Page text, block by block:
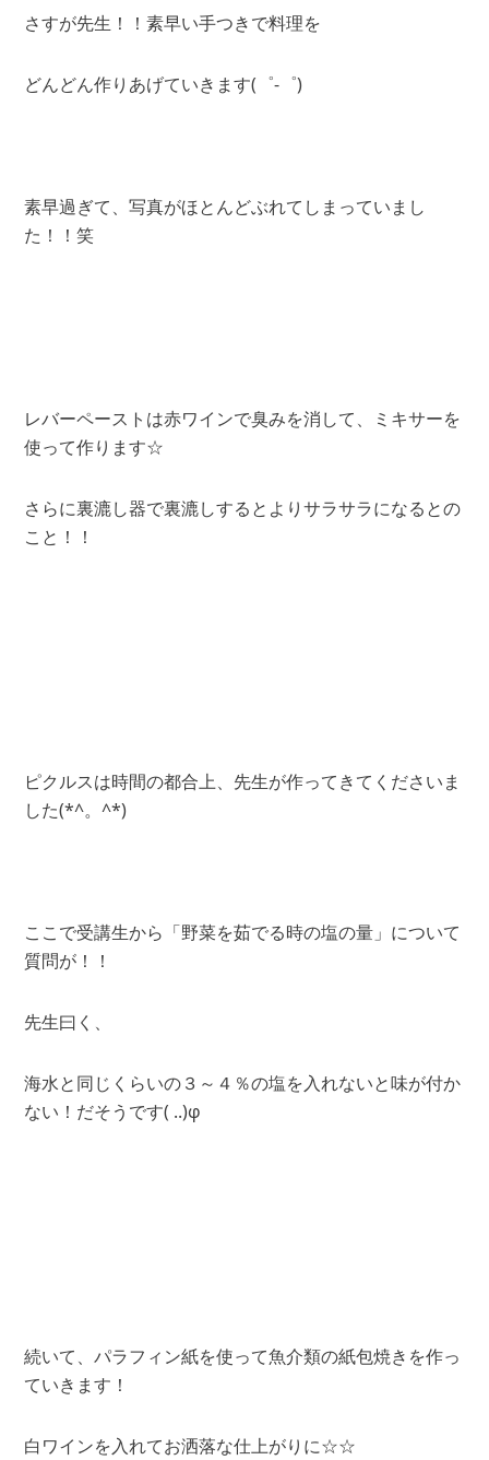
さすが先生！！素早い手つきで料理を
どんどん作りあげていきます(゜-゜)
素早過ぎて、写真がほとんどぶれてしまっていまし
た！！笑
レバーペーストは赤ワインで臭みを消して、ミキサーを
使って作ります☆
さらに裏漉し器で裏漉しするとよりサラサラになるとの
こと！！
ピクルスは時間の都合上、先生が作ってきてくださいま
した(*^。^*)
ここで受講生から「野菜を茹でる時の塩の量」について
質問が！！
先生曰く、
海水と同じくらいの３～４％の塩を入れないと味が付か
ない！だそうです( ..)φ
続いて、パラフィン紙を使って魚介類の紙包焼きを作っ
ていきます！
白ワインを入れてお洒落な仕上がりに☆☆